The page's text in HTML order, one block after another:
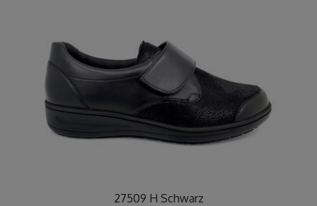
27509 H Schwarz